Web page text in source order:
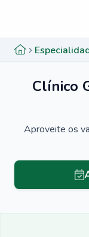
Clínico
Aproveite os